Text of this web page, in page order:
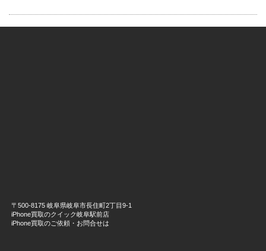
〒500-8175 岐阜県岐阜市長住町2丁目9-1
iPhone買取のクイック岐阜駅前店
iPhone買取のご依頼・お問合せは